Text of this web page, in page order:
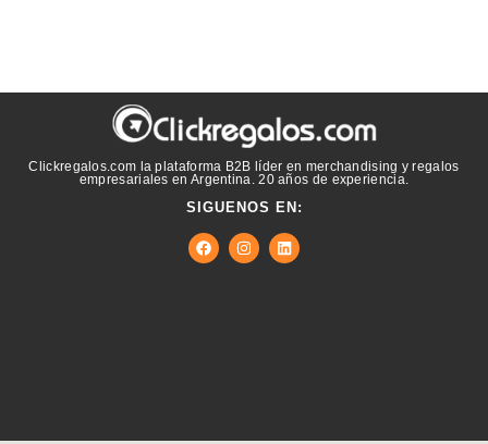
Clickregalos.com la plataforma B2B líder en merchandising y regalos
empresariales en Argentina. 20 años de experiencia.
SIGUENOS EN: